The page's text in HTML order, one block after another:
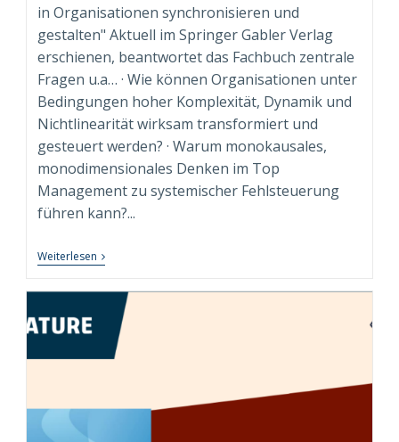
in Organisationen synchronisieren und
gestalten" Aktuell im Springer Gabler Verlag
erschienen, beantwortet das Fachbuch zentrale
Fragen u.a… · Wie können Organisationen unter
Bedingungen hoher Komplexität, Dynamik und
Nichtlinearität wirksam transformiert und
gesteuert werden? · Warum monokausales,
monodimensionales Denken im Top
Management zu systemischer Fehlsteuerung
führen kann?...
Weiterlesen “Syndimensionale
Neuausrichtung
Nachhaltigen
Transformation”
Beim
Springer
Gabler